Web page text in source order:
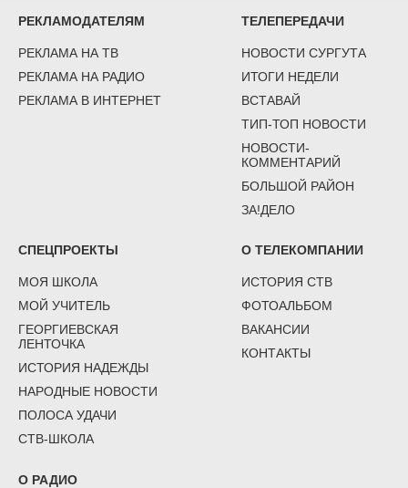
РЕКЛАМОДАТЕЛЯМ
РЕКЛАМА НА ТВ
РЕКЛАМА НА РАДИО
РЕКЛАМА В ИНТЕРНЕТ
ТЕЛЕПЕРЕДАЧИ
НОВОСТИ СУРГУТА
ИТОГИ НЕДЕЛИ
ВСТАВАЙ
ТИП-ТОП НОВОСТИ
НОВОСТИ-
КОММЕНТАРИЙ
БОЛЬШОЙ РАЙОН
ЗА!ДЕЛО
СПЕЦПРОЕКТЫ
МОЯ ШКОЛА
МОЙ УЧИТЕЛЬ
ГЕОРГИЕВСКАЯ
ЛЕНТОЧКА
ИСТОРИЯ НАДЕЖДЫ
НАРОДНЫЕ НОВОСТИ
ПОЛОСА УДАЧИ
СТВ-ШКОЛА
О ТЕЛЕКОМПАНИИ
ИСТОРИЯ СТВ
ФОТОАЛЬБОМ
ВАКАНСИИ
КОНТАКТЫ
О РАДИО